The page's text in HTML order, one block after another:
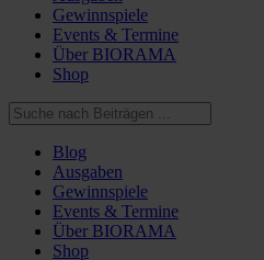
Gewinnspiele
Events & Termine
Über BIORAMA
Shop
Blog
Ausgaben
Gewinnspiele
Events & Termine
Über BIORAMA
Shop